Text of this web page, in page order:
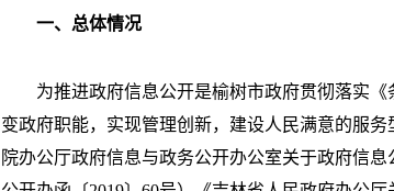
一、总体情况
为推进政府信息公开是榆树市政府贯彻落实
变政府职能，实现管理创新，建设人民满意的服
院办公厅政府信息与政务公开办公室关于政府信